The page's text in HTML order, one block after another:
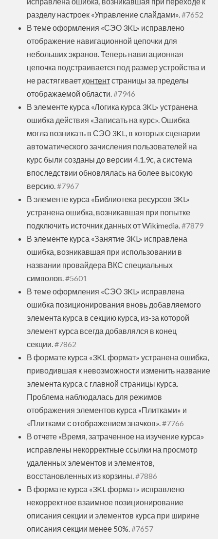
разделу настроек «Управление слайдами». #7652
В теме оформления «СЭО 3KL» исправлено
отображение навигационной цепочки для
небольших экранов. Теперь навигационная
цепочка подстраивается под размер устройства и
не растягивает контентстраницы за пределы
отображаемой области. #7946
В элементе курса «Логика курса 3KL» устранена
ошибка действия «Записать на курс». Ошибка
могла возникать в СЭО 3KL, в которых сценарии
автоматического зачисления пользователей на
курс были созданы до версии 4.1.9с, а система
впоследствии обновлялась на более высокую
версию. #7967
В элементе курса «Библиотека ресурсов 3KL»
устранена ошибка, возникавшая при попытке
подключить источник данных от Wikimedia. #7879
В элементе курса «Занятие 3KL» исправлена
ошибка, возникавшая при использовании в
названии провайдера ВКС специальных
символов. #5601
В теме оформления «СЭО 3KL» исправлена
ошибка позиционирования вновь добавляемого
элемента курса в секцию курса, из-за которой
элемент курса всегда добавлялся в конец
секции. #7862
В формате курса «3KL формат» устранена ошибка,
приводившая к невозможности изменить название
элемента курса с главной страницы курса.
Проблема наблюдалась для режимов
отображения элементов курса «Плитками» и
«Плитками с отображением значков». #7766
В отчете «Время, затраченное на изучение курса»
исправлены некорректные ссылки на просмотр
удаленных элементов и элементов,
восстановленных из корзины. #7886
В формате курса «3KL формат» исправлено
некорректное взаимное позиционирование
описания секции и элементов курса при ширине
описания секции менее 50%. #7657